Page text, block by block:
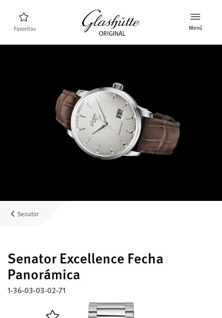
Favoritos Menú
Descubra la colección
La marca Glashütte Original
Más información sobre la Manufactura
MyAccount
Servicio
Garantía, Revisión y Restauración
Contacto
Senator
Senator Excellence Fecha
Panorámica
1-36-03-03-02-71